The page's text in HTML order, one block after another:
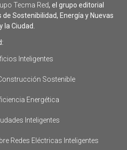
Tecma Red, el grupo editorial
Sostenibilidad, Energía y Nuevas
la Ciudad.
Inteligentes
Sostenible
Energética
Inteligentes
Redes Eléctricas Inteligentes